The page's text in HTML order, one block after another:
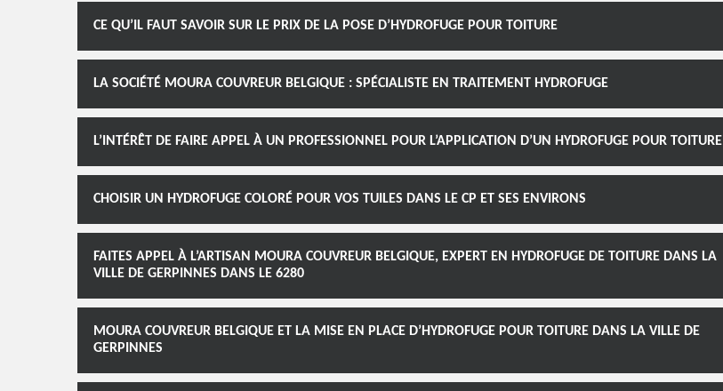
CE QU’IL FAUT SAVOIR SUR LE PRIX DE LA POSE D’HYDROFUGE POUR TOITURE
LA SOCIÉTÉ MOURA COUVREUR BELGIQUE : SPÉCIALISTE EN TRAITEMENT HYDROFUGE
L’INTÉRÊT DE FAIRE APPEL À UN PROFESSIONNEL POUR L’APPLICATION D’UN HYDROFUGE POUR TOITURE
CHOISIR UN HYDROFUGE COLORÉ POUR VOS TUILES DANS LE CP ET SES ENVIRONS
FAITES APPEL À L’ARTISAN MOURA COUVREUR BELGIQUE, EXPERT EN HYDROFUGE DE TOITURE DANS LA
VILLE DE GERPINNES DANS LE 6280
MOURA COUVREUR BELGIQUE ET LA MISE EN PLACE D’HYDROFUGE POUR TOITURE DANS LA VILLE DE
GERPINNES